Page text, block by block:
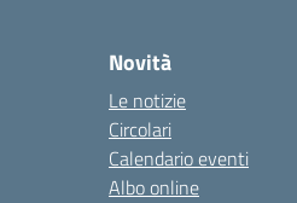
Novità
Le notizie
Circolari
Calendario eventi
Albo online